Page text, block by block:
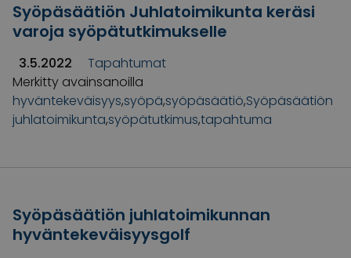
Syöpäsäätiön Juhlatoimikunta keräsi
varoja syöpätutkimukselle
3.5.2022
Tapahtumat
Merkitty avainsanoilla
hyväntekeväisyys,syöpä,syöpäsäätiö,Syöpäsäätiön
juhlatoimikunta,syöpätutkimus,tapahtuma
Syöpäsäätiön juhlatoimikunnan
hyväntekeväisyysgolf